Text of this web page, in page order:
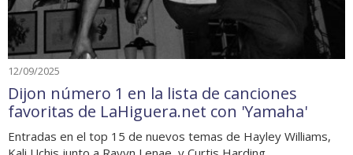
12/09/2025
Dijon número 1 en la lista de canciones
favoritas de LaHiguera.net con 'Yamaha'
Entradas en el top 15 de nuevos temas de Hayley Williams,